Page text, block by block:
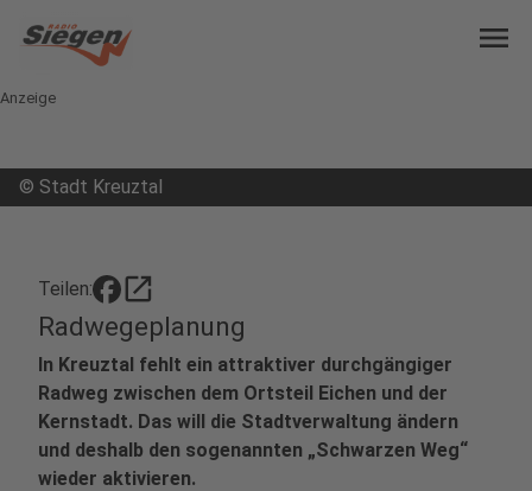
menu
Anzeige
© Stadt Kreuztal
Teilen: open_in_new
Radwegeplanung
In Kreuztal fehlt ein attraktiver durchgängiger
Radweg zwischen dem Ortsteil Eichen und der
Kernstadt. Das will die Stadtverwaltung ändern
und deshalb den sogenannten „Schwarzen Weg“
wieder aktivieren.